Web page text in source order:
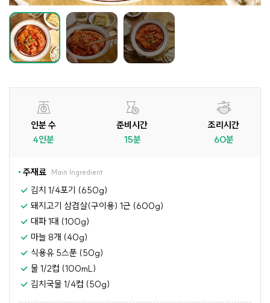
인분 수
4인분
준비시간
15분
조리시간
60분
주재료 Main Ingredient
김치 1/4포기 (650g)
돼지고기 삼겹살(구이용) 1근 (600g)
대파 1대 (100g)
마늘 8개 (40g)
식용유 5스푼 (50g)
물 1/2컵 (100mL)
김치국물 1/4컵 (50g)